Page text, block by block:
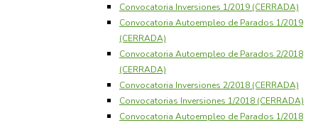
Convocatoria Inversiones 1/2019 (CERRADA)
Convocatoria Autoempleo de Parados 1/2019
(CERRADA)
Convocatoria Autoempleo de Parados 2/2018
(CERRADA)
Convocatoria Inversiones 2/2018 (CERRADA)
Convocatorias Inversiones 1/2018 (CERRADA)
Convocatoria Autoempleo de Parados 1/2018